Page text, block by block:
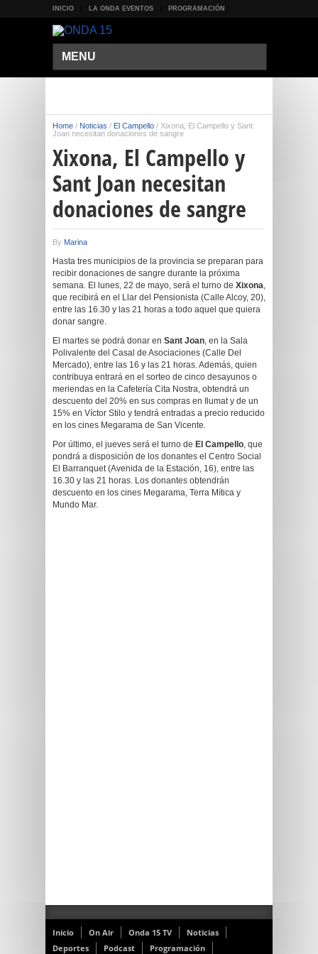
INICIO LA ONDA EVENTOS PROGRAMACIÓN
MENU
Home / Noticias / El Campello / Xixona, El Campello y Sant
Joan necesitan donaciones de sangre
Xixona, El Campello y
Sant Joan necesitan
donaciones de sangre
By Marina
Hasta tres municipios de la provincia se preparan para
recibir donaciones de sangre durante la próxima
semana. El lunes, 22 de mayo, será el turno de Xixona,
que recibirá en el Llar del Pensionista (Calle Alcoy, 20),
entre las 16.30 y las 21 horas a todo aquel que quiera
donar sangre.
El martes se podrá donar en Sant Joan, en la Sala
Polivalente del Casal de Asociaciones (Calle Del
Mercado), entre las 16 y las 21 horas. Además, quien
contribuya entrará en el sorteo de cinco desayunos o
meriendas en la Cafetería Cita Nostra, obtendrá un
descuento del 20% en sus compras en Ilumat y de un
15% en Víctor Stilo y tendrá entradas a precio reducido
en los cines Megarama de San Vicente.
Por último, el jueves será el turno de El Campello, que
pondrá a disposición de los donantes el Centro Social
El Barranquet (Avenida de la Estación, 16), entre las
16.30 y las 21 horas. Los donantes obtendrán
descuento en los cines Megarama, Terra Mítica y
Mundo Mar.
Inicio On Air Onda 15 TV
Noticias
Deportes
Podcast Programación